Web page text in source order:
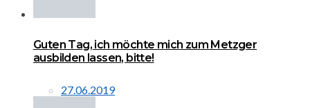
Guten Tag, ich möchte mich zum Metzger
ausbilden lassen, bitte!
27.06.2019